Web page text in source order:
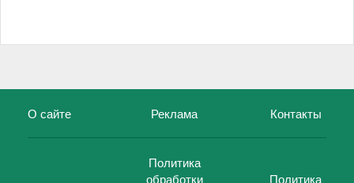
О сайте Реклама Контакты
Политика
обработки
Политика